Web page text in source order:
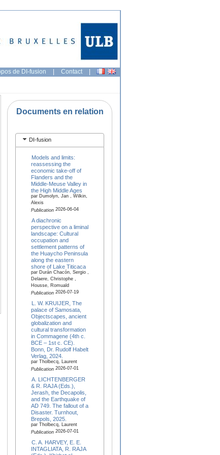
de DI-fusion | Contact |
Documents en relation
DI-fusion
Models and limits:
reassessing the
economic take-off of
Flanders and the
Middle-Meuse Valley in
the High Middle Ages
par Dumolyn, Jan , Wilkin,
Alexis
Publication2026-06-04
A diachronic
perspective on a liminal
landscape: Cultural
occupation and
settlement patterns of
the Huaycho Peninsula
along the eastern
shore of Lake Titicaca
par Durán Chacón, Sergio ,
Delaere, Christophe ,
Housse, Romuald
Publication2026-07-19
L. W. KRUIJER, The
palace of Samosata,
Objectscapes, ancient
globalization and
cultural transformation
in Commagene (4th c.
BCE – 1st c. CE).
Bonn, Dr. Rudolf Habelt
Verlag, 2024.
par Tholbecq, Laurent
Publication2026-07-01
A. LICHTENBERGER
& R. RAJA (Eds.),
Jerash, the Decapolis,
and the Earthquake of
AD 749. The fallout of a
Disaster. Turnhout,
Brepols, 2025.
par Tholbecq, Laurent
Publication2026-07-01
C. A. HARVEY, E. E.
INTAGLIATA, R. RAJA